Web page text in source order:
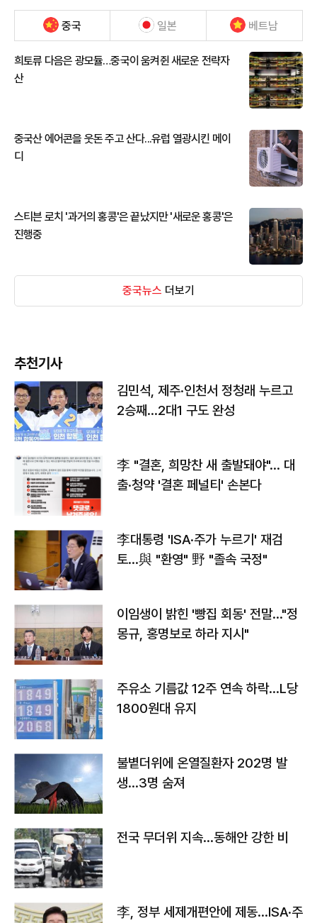
중국 일본 베트남
희토류 다음은 광모듈…중국이 움켜쥔 새로운 전략자
산
중국산 에어콘을 웃돈 주고 산다...유럽 열광시킨 메이
디
스티븐 로치 '과거의 홍콩'은 끝났지만 '새로운 홍콩'은
진행중
중국뉴스 더보기
추천기사
김민석, 제주·인천서 정청래 누르고
2승째…2대1 구도 완성
李 "결혼, 희망찬 새 출발돼야"… 대
출·청약 '결혼 페널티' 손본다
李대통령 'ISA·주가 누르기' 재검
토…與 "환영" 野 "졸속 국정"
이임생이 밝힌 '빵집 회동' 전말…"정
몽규, 홍명보로 하라 지시"
주유소 기름값 12주 연속 하락…L당
1800원대 유지
불볕더위에 온열질환자 202명 발
생…3명 숨져
전국 무더위 지속…동해안 강한 비
李, 정부 세제개편안에 제동…ISA·주